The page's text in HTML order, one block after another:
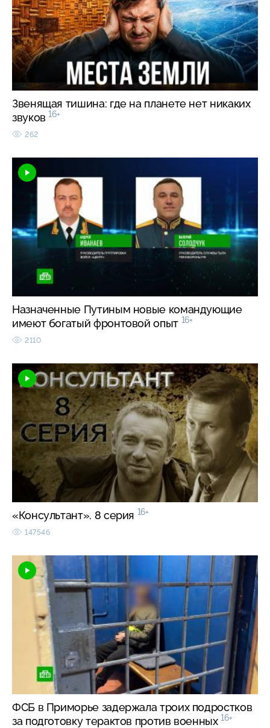
Звенящая тишина: где на планете нет никаких
звуков 16+
262
Назначенные Путиным новые командующие
имеют богатый фронтовой опыт 16+
2110
«Консультант». 8 серия 16+
147546
ФСБ в Приморье задержала троих подростков
за подготовку терактов против военных 16+